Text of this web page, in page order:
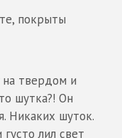
покрыты
твердом и
шутка?! Он
Никаких шуток.
лил свет